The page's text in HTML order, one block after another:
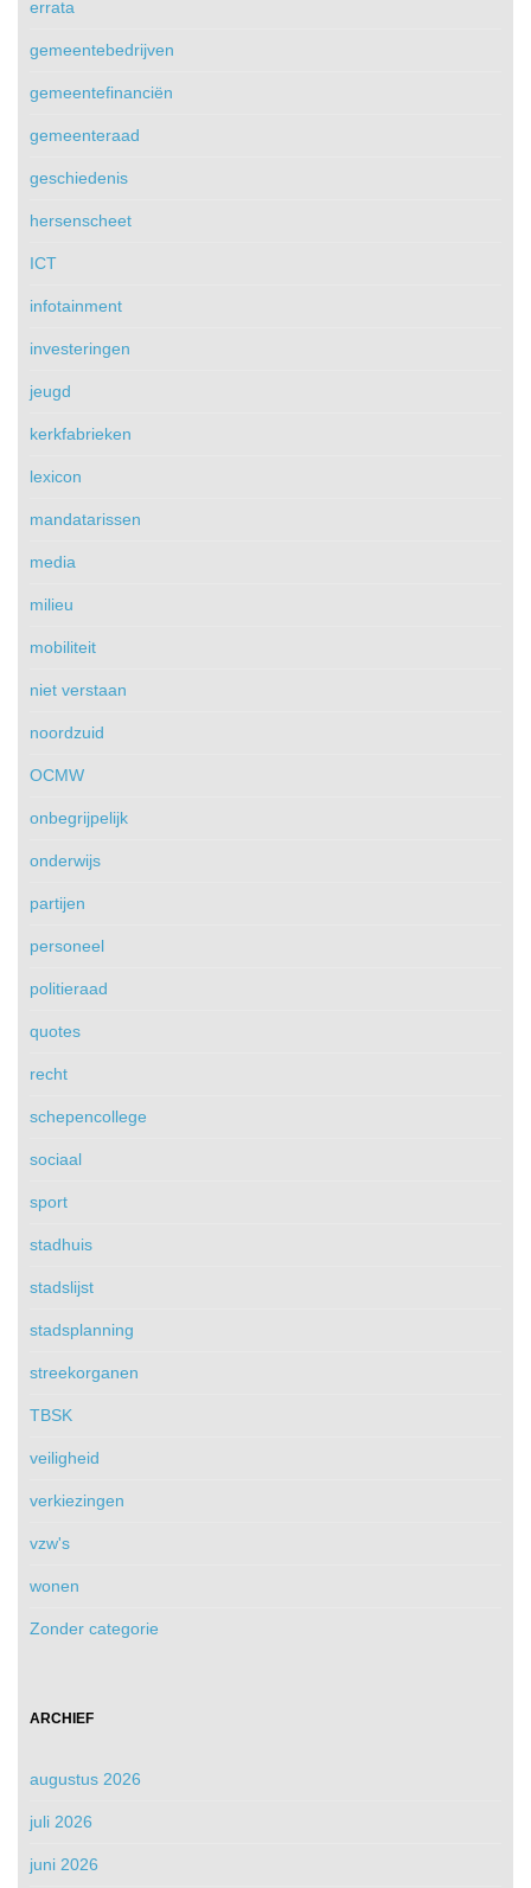
errata
gemeentebedrijven
gemeentefinanciën
gemeenteraad
geschiedenis
hersenscheet
ICT
infotainment
investeringen
jeugd
kerkfabrieken
lexicon
mandatarissen
media
milieu
mobiliteit
niet verstaan
noordzuid
OCMW
onbegrijpelijk
onderwijs
partijen
personeel
politieraad
quotes
recht
schepencollege
sociaal
sport
stadhuis
stadslijst
stadsplanning
streekorganen
TBSK
veiligheid
verkiezingen
vzw's
wonen
Zonder categorie
ARCHIEF
augustus 2026
juli 2026
juni 2026